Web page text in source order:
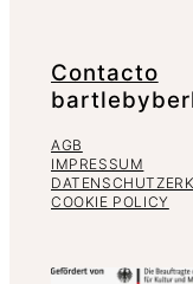
Contacto
AGB
IMPRESSUM
COOKIE POLICY